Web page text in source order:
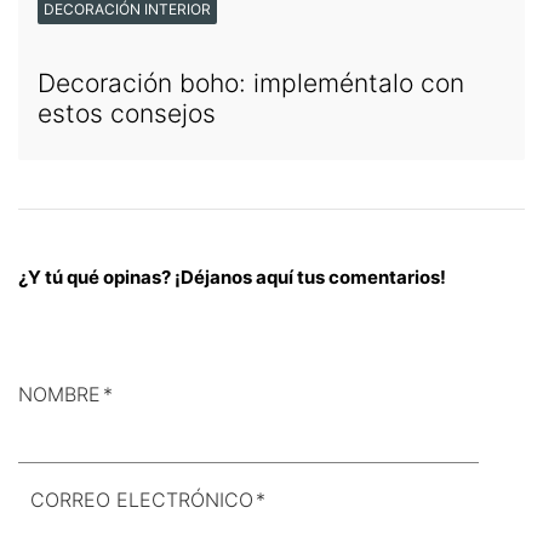
DECORACIÓN INTERIOR
Decoración boho: impleméntalo con
estos consejos
¿Y tú qué opinas? ¡Déjanos aquí tus comentarios!
NOMBRE *
CORREO ELECTRÓNICO *